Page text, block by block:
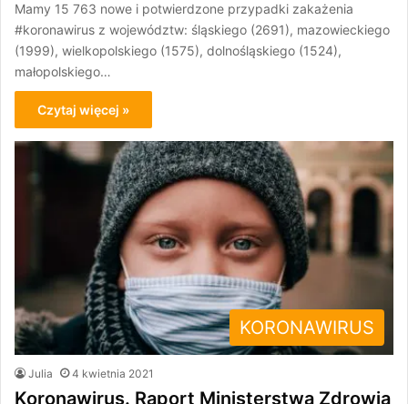
Mamy 15 763 nowe i potwierdzone przypadki zakażenia
#koronawirus z województw: śląskiego (2691), mazowieckiego
(1999), wielkopolskiego (1575), dolnośląskiego (1524),
małopolskiego…
Czytaj więcej »
KORONAWIRUS
Julia 4 kwietnia 2021
Koronawirus. Raport Ministerstwa Zdrowia